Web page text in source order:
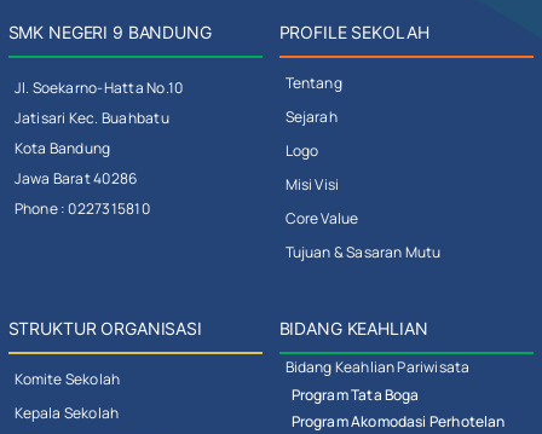
SMK NEGERI 9 BANDUNG
Jl. Soekarno-Hatta No.10
Jatisari Kec. Buahbatu
Kota Bandung
Jawa Barat 40286
Phone : 0227315810
PROFILE SEKOLAH
Tentang
Sejarah
Logo
Misi Visi
Core Value
Tujuan & Sasaran Mutu
STRUKTUR ORGANISASI
Komite Sekolah
Kepala Sekolah
BIDANG KEAHLIAN
Bidang Keahlian Pariwisata
Program Tata Boga
Program Akomodasi Perhotelan